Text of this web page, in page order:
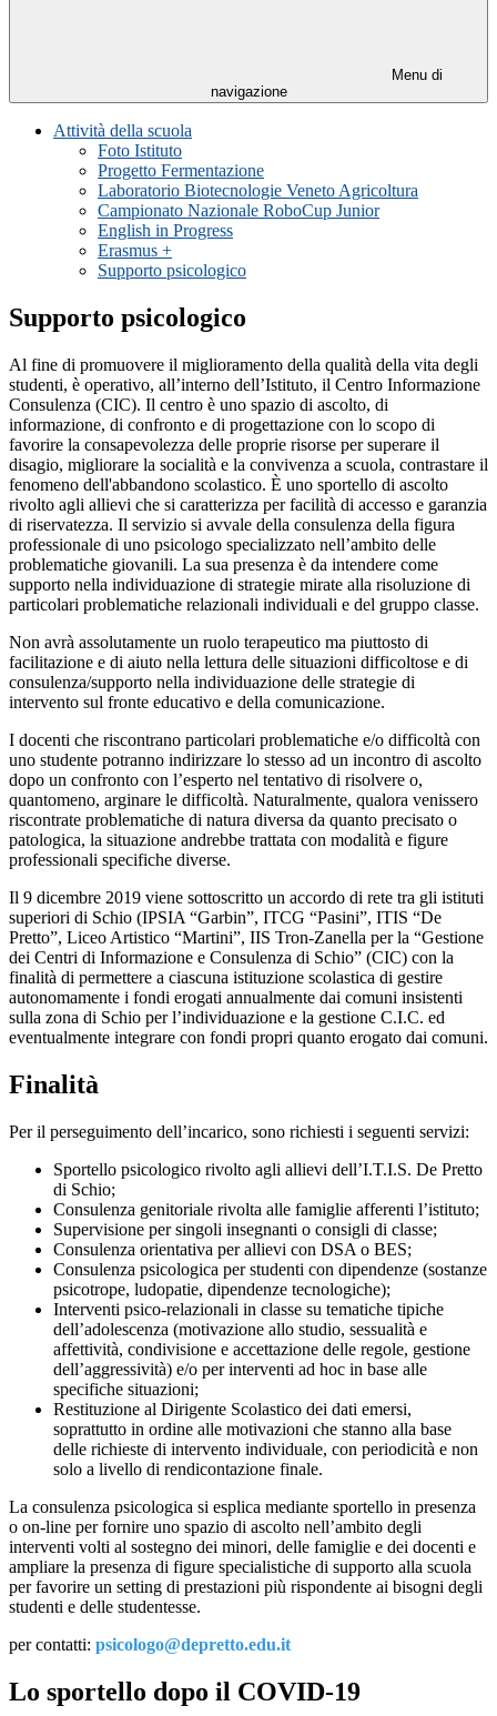
Menu di
navigazione
Attività della scuola
Foto Istituto
Progetto Fermentazione
Laboratorio Biotecnologie Veneto Agricoltura
Campionato Nazionale RoboCup Junior
English in Progress
Erasmus +
Supporto psicologico
Supporto psicologico
Al fine di promuovere il miglioramento della qualità della vita degli
studenti, è operativo, all’interno dell’Istituto, il Centro Informazione
Consulenza (CIC). Il centro è uno spazio di ascolto, di
informazione, di confronto e di progettazione con lo scopo di
favorire la consapevolezza delle proprie risorse per superare il
disagio, migliorare la socialità e la convivenza a scuola, contrastare il
fenomeno dell'abbandono scolastico. È uno sportello di ascolto
rivolto agli allievi che si caratterizza per facilità di accesso e garanzia
di riservatezza. Il servizio si avvale della consulenza della figura
professionale di uno psicologo specializzato nell’ambito delle
problematiche giovanili. La sua presenza è da intendere come
supporto nella individuazione di strategie mirate alla risoluzione di
particolari problematiche relazionali individuali e del gruppo classe.
Non avrà assolutamente un ruolo terapeutico ma piuttosto di
facilitazione e di aiuto nella lettura delle situazioni difficoltose e di
consulenza/supporto nella individuazione delle strategie di
intervento sul fronte educativo e della comunicazione.
I docenti che riscontrano particolari problematiche e/o difficoltà con
uno studente potranno indirizzare lo stesso ad un incontro di ascolto
dopo un confronto con l’esperto nel tentativo di risolvere o,
quantomeno, arginare le difficoltà. Naturalmente, qualora venissero
riscontrate problematiche di natura diversa da quanto precisato o
patologica, la situazione andrebbe trattata con modalità e figure
professionali specifiche diverse.
Il 9 dicembre 2019 viene sottoscritto un accordo di rete tra gli istituti
superiori di Schio (IPSIA “Garbin”, ITCG “Pasini”, ITIS “De
Pretto”, Liceo Artistico “Martini”, IIS Tron-Zanella per la “Gestione
dei Centri di Informazione e Consulenza di Schio” (CIC) con la
finalità di permettere a ciascuna istituzione scolastica di gestire
autonomamente i fondi erogati annualmente dai comuni insistenti
sulla zona di Schio per l’individuazione e la gestione C.I.C. ed
eventualmente integrare con fondi propri quanto erogato dai comuni.
Finalità
Per il perseguimento dell’incarico, sono richiesti i seguenti servizi:
Sportello psicologico rivolto agli allievi dell’I.T.I.S. De Pretto
di Schio;
Consulenza genitoriale rivolta alle famiglie afferenti l’istituto;
Supervisione per singoli insegnanti o consigli di classe;
Consulenza orientativa per allievi con DSA o BES;
Consulenza psicologica per studenti con dipendenze (sostanze
psicotrope, ludopatie, dipendenze tecnologiche);
Interventi psico-relazionali in classe su tematiche tipiche
dell’adolescenza (motivazione allo studio, sessualità e
affettività, condivisione e accettazione delle regole, gestione
dell’aggressività) e/o per interventi ad hoc in base alle
specifiche situazioni;
Restituzione al Dirigente Scolastico dei dati emersi,
soprattutto in ordine alle motivazioni che stanno alla base
delle richieste di intervento individuale, con periodicità e non
solo a livello di rendicontazione finale.
La consulenza psicologica si esplica mediante sportello in presenza
o on-line per fornire uno spazio di ascolto nell’ambito degli
interventi volti al sostegno dei minori, delle famiglie e dei docenti e
ampliare la presenza di figure specialistiche di supporto alla scuola
per favorire un setting di prestazioni più rispondente ai bisogni degli
studenti e delle studentesse.
per contatti: psicologo@depretto.edu.it
Lo sportello dopo il COVID-19